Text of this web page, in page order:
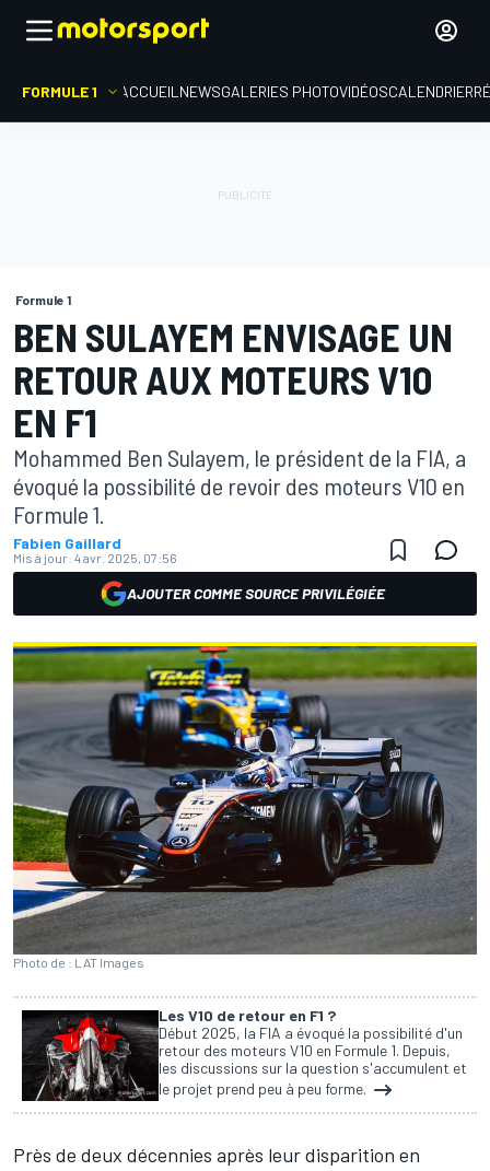
FORMULE 1 ACCUEIL NEWSGALERIES PHOTOVIDÉOSCALENDRIER
Formule 1
BEN SULAYEM ENVISAGE UN
RETOUR AUX MOTEURS V10
EN F1
Mohammed Ben Sulayem, le président de la FIA, a
évoqué la possibilité de revoir des moteurs V10 en
Formule 1.
Fabien Gaillard
Mis à jour: 4 avr. 2025, 07:56
AJOUTER COMME SOURCE PRIVILÉGIÉE
Photo de : LAT Images
Les V10 de retour en F1 ?
Début 2025, la FIA a évoqué la possibilité d'un
retour des moteurs V10 en Formule 1. Depuis,
les discussions sur la question s'accumulent et
le projet prend peu à peu forme.
Près de deux décennies après leur disparition en